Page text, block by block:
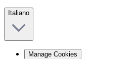
Italiano
Manage Cookies